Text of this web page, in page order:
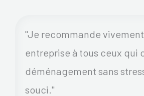
"Je recommande
entreprise à tous ceux qui
déménagement sans
souci."